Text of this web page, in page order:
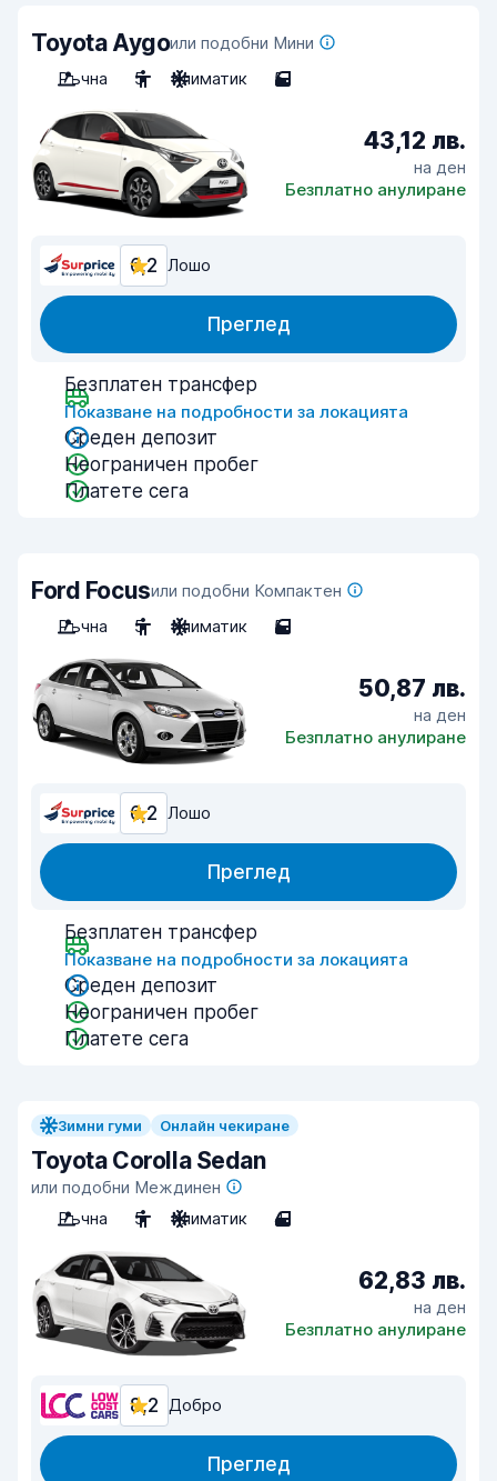
Toyota Aygoили подобни Мини
Ръчна
5 Климатик 5
43,12 лв.
на ден
Безплатно анулиране
6,2 Лошо
Преглед
Безплатен трансфер
Показване на подробности за локацията
Среден депозит
Неограничен пробег
Платете сега
Ford Focusили подобни Компактен
Ръчна
5 Климатик 5
50,87 лв.
на ден
Безплатно анулиране
6,2 Лошо
Преглед
Безплатен трансфер
Показване на подробности за локацията
Среден депозит
Неограничен пробег
Платете сега
Зимни гуми Онлайн чекиране
Toyota Corolla Sedan
или подобни Междинен
Ръчна
5 Климатик 4
62,83 лв.
на ден
Безплатно анулиране
8,2 Добро
Преглед